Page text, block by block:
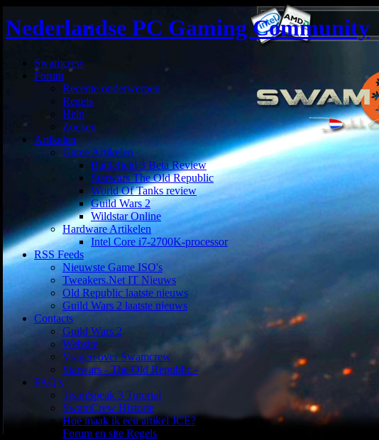
Nederlandse PC Gaming Community
Swamcrew
Forum
Recente onderwerpen
Regels
Help
Zoeken
Artikelen
Game Artikelen
Battlefield 3 Beta Review
Starwars The Old Republic
World Of Tanks review
Guild Wars 2
Wildstar Online
Hardware Artikelen
Intel Core i7-2700K-processor
RSS Feeds
Nieuwste Game ISO's
Tweakers.Net IT Nieuws
Old Republic laatste nieuws
Guild Wars 2 laatste nieuws
Contacts
Guild Wars 2
Website
Vragen over Swamcrew
Starwars - The Old Republic -
FAQ's
TeamSpeak 3 Tutorial
SwamCrew Historie
Hoe maak ik een artikel JCE?
Forum en site Regels